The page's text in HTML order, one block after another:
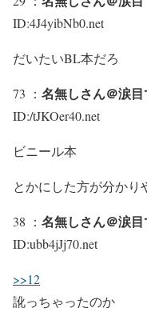
ID:4J4yibNb0.net
だいたいBL本だろ
73 ： 名無しさん＠涙目
ID:/tJKOer40.net
ビニール本
とかにした方が分かり
38 ： 名無しさん＠涙目
ID:ubb4jJj70.net
>>12
訛っちゃったのか